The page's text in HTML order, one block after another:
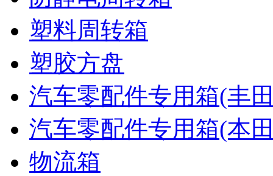
塑料周转箱
塑胶方盘
汽车零配件专用箱(丰
汽车零配件专用箱(本
物流箱